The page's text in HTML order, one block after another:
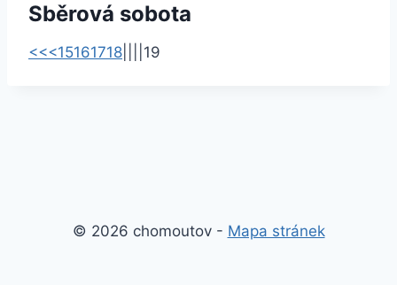
Sběrová sobota
<<<15161718 19
© 2026 chomoutov - Mapa stránek